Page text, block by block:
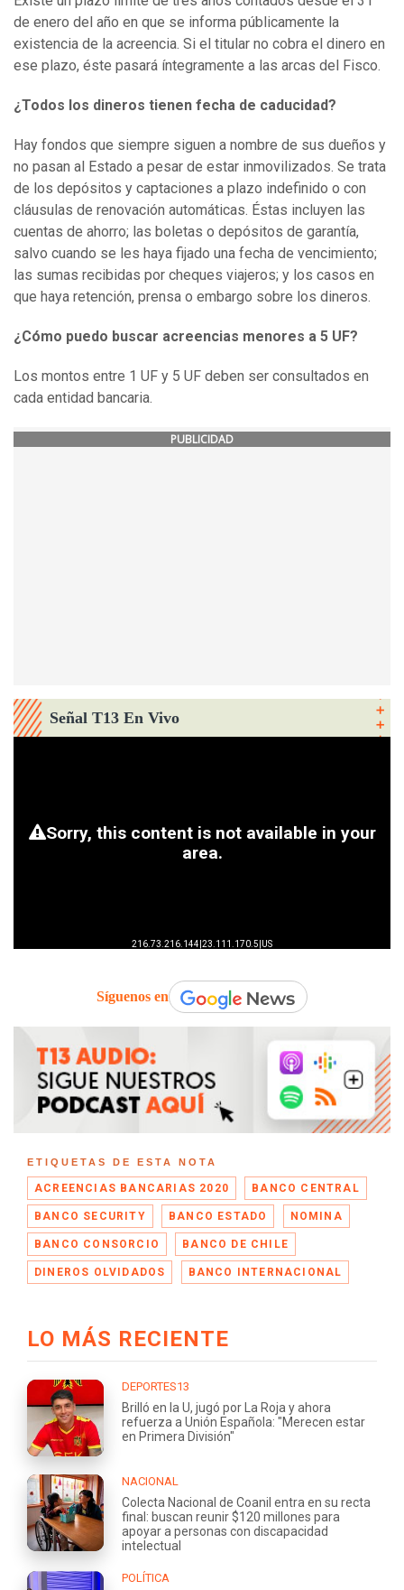
de enero del año en que se informa públicamente la
existencia de la acreencia. Si el titular no cobra el dinero en
ese plazo, éste pasará íntegramente a las arcas del Fisco.
¿Todos los dineros tienen fecha de caducidad?
Hay fondos que siempre siguen a nombre de sus dueños y
no pasan al Estado a pesar de estar inmovilizados. Se trata
de los depósitos y captaciones a plazo indefinido o con
cláusulas de renovación automáticas. Éstas incluyen las
cuentas de ahorro; las boletas o depósitos de garantía,
salvo cuando se les haya fijado una fecha de vencimiento;
las sumas recibidas por cheques viajeros; y los casos en
que haya retención, prensa o embargo sobre los dineros.
¿Cómo puedo buscar acreencias menores a 5 UF?
Los montos entre 1 UF y 5 UF deben ser consultados en
cada entidad bancaria.
PUBLICIDAD
Señal T13 En Vivo
Síguenos en
ETIQUETAS DE ESTA NOTA
ACREENCIAS BANCARIAS 2020 BANCO CENTRAL
BANCO SECURITY BANCO ESTADO NOMINA
BANCO CONSORCIO BANCO DE CHILE
DINEROS OLVIDADOS BANCO INTERNACIONAL
LO MÁS RECIENTE
DEPORTES13
Brilló en la U, jugó por La Roja y ahora
refuerza a Unión Española: "Merecen estar
en Primera División"
NACIONAL
Colecta Nacional de Coanil entra en su recta
final: buscan reunir $120 millones para
apoyar a personas con discapacidad
intelectual
POLÍTICA